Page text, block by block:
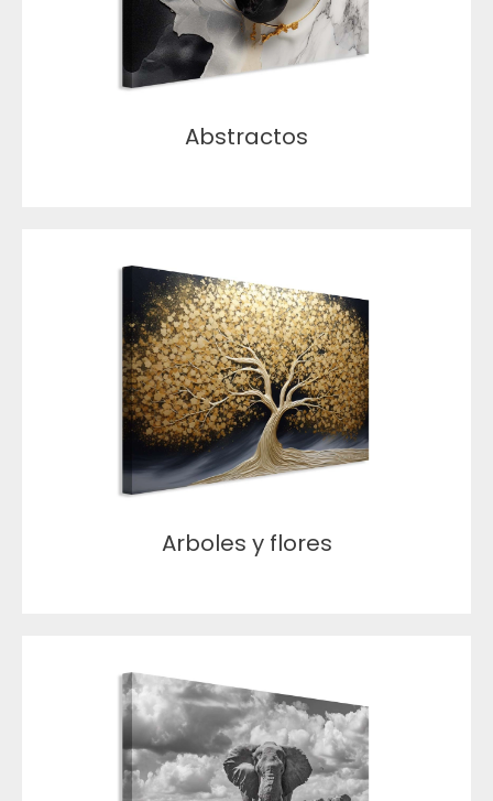
Abstractos
Arboles y flores